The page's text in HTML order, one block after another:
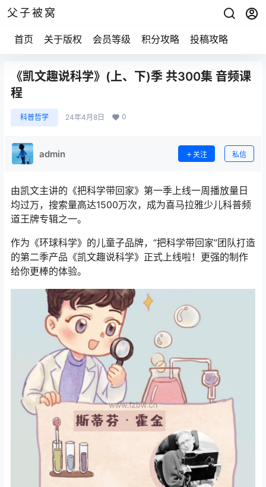
父子被窝
首页 关于版权 会员等级 积分攻略 投稿攻略
《凯文趣说科学》(上、下)季 共300集 音频课
程
科普哲学 24年4月8日 0
admin 关注 私信
由凯文主讲的《把科学带回家》第一季上线一周播放量日
均过万，搜索量高达1500万次，成为喜马拉雅少儿科普频
道王牌专辑之一。
作为《环球科学》的儿童子品牌，“把科学带回家”团队打造
的第二季产品《凯文趣说科学》正式上线啦！更强的制作
给你更棒的体验。